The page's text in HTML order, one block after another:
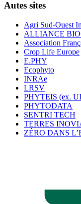
Autes sites
Agri Sud-Ouest
ALLIANCE
Association
Crop Life Europe
E.PHY
Ecophyto
INRAe
LRSV
PHYTEIS (ex.
PHYTODATA
SENTRI TECH
TERRES
ZÉRO DANS